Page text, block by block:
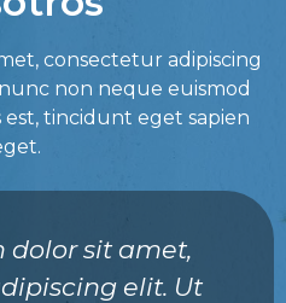
consectetur adipiscing
non neque euismod
tincidunt eget sapien
dolor sit amet,
elit. Ut